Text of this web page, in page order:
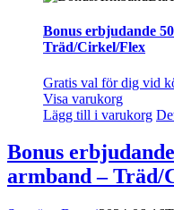
Bonus erbjudande
Träd/Cirkel/Flex
Gratis val för dig vid
Visa varukorg
Lägg till i varukorg
Bonus
armband – Träd/